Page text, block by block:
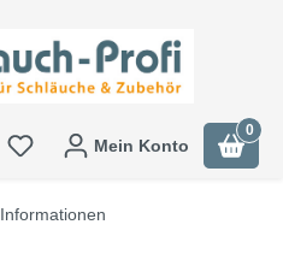
Mein Konto
0
Informationen